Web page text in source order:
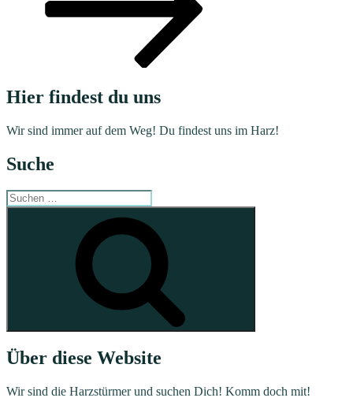
Hier findest du uns
Wir sind immer auf dem Weg! Du findest uns im Harz!
Suche
Suchen
nach:
Über diese Website
Wir sind die Harzstürmer und suchen Dich! Komm doch mit!